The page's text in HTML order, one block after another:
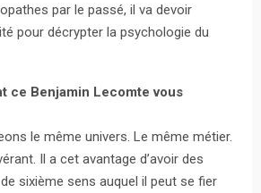
par le passé, il va devoir
pour décrypter la psychologie du
ce Benjamin Lecomte vous
le même univers. Le même métier.
Il a cet avantage d’avoir des
sixième sens auquel il peut se fier